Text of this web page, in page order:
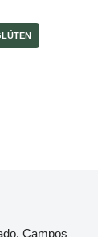
Campos